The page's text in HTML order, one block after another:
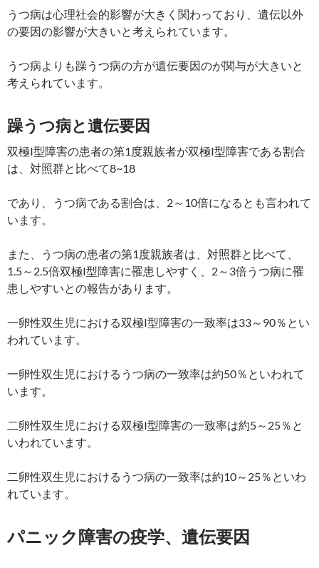
うつ病は心理社会的影響が大きく関わっており、遺伝以外
の要因の影響が大きいと考えられています。
うつ病よりも躁うつ病の方が遺伝要因のが関与が大きいと
考えられています。
躁うつ病と遺伝要因
双極I型障害の患者の第1度親族者が双極I型障害である割合
は、対照群と比べて8~18
であり、うつ病である割合は、2～10倍になるとも言われて
います。
また、うつ病の患者の第1度親族者は、対照群と比べて、
1.5～2.5倍双極I型障害に罹患しやすく、2～3倍うつ病に罹
患しやすいとの報告があります。
一卵性双生児における双極I型障害の一致率は33～90％とい
われています。
一卵性双生児におけるうつ病の一致率は約50％といわれて
います。
二卵性双生児における双極I型障害の一致率は約5～25％と
いわれています。
二卵性双生児におけるうつ病の一致率は約10～25％といわ
れています。
パニック障害の疫学、遺伝要因